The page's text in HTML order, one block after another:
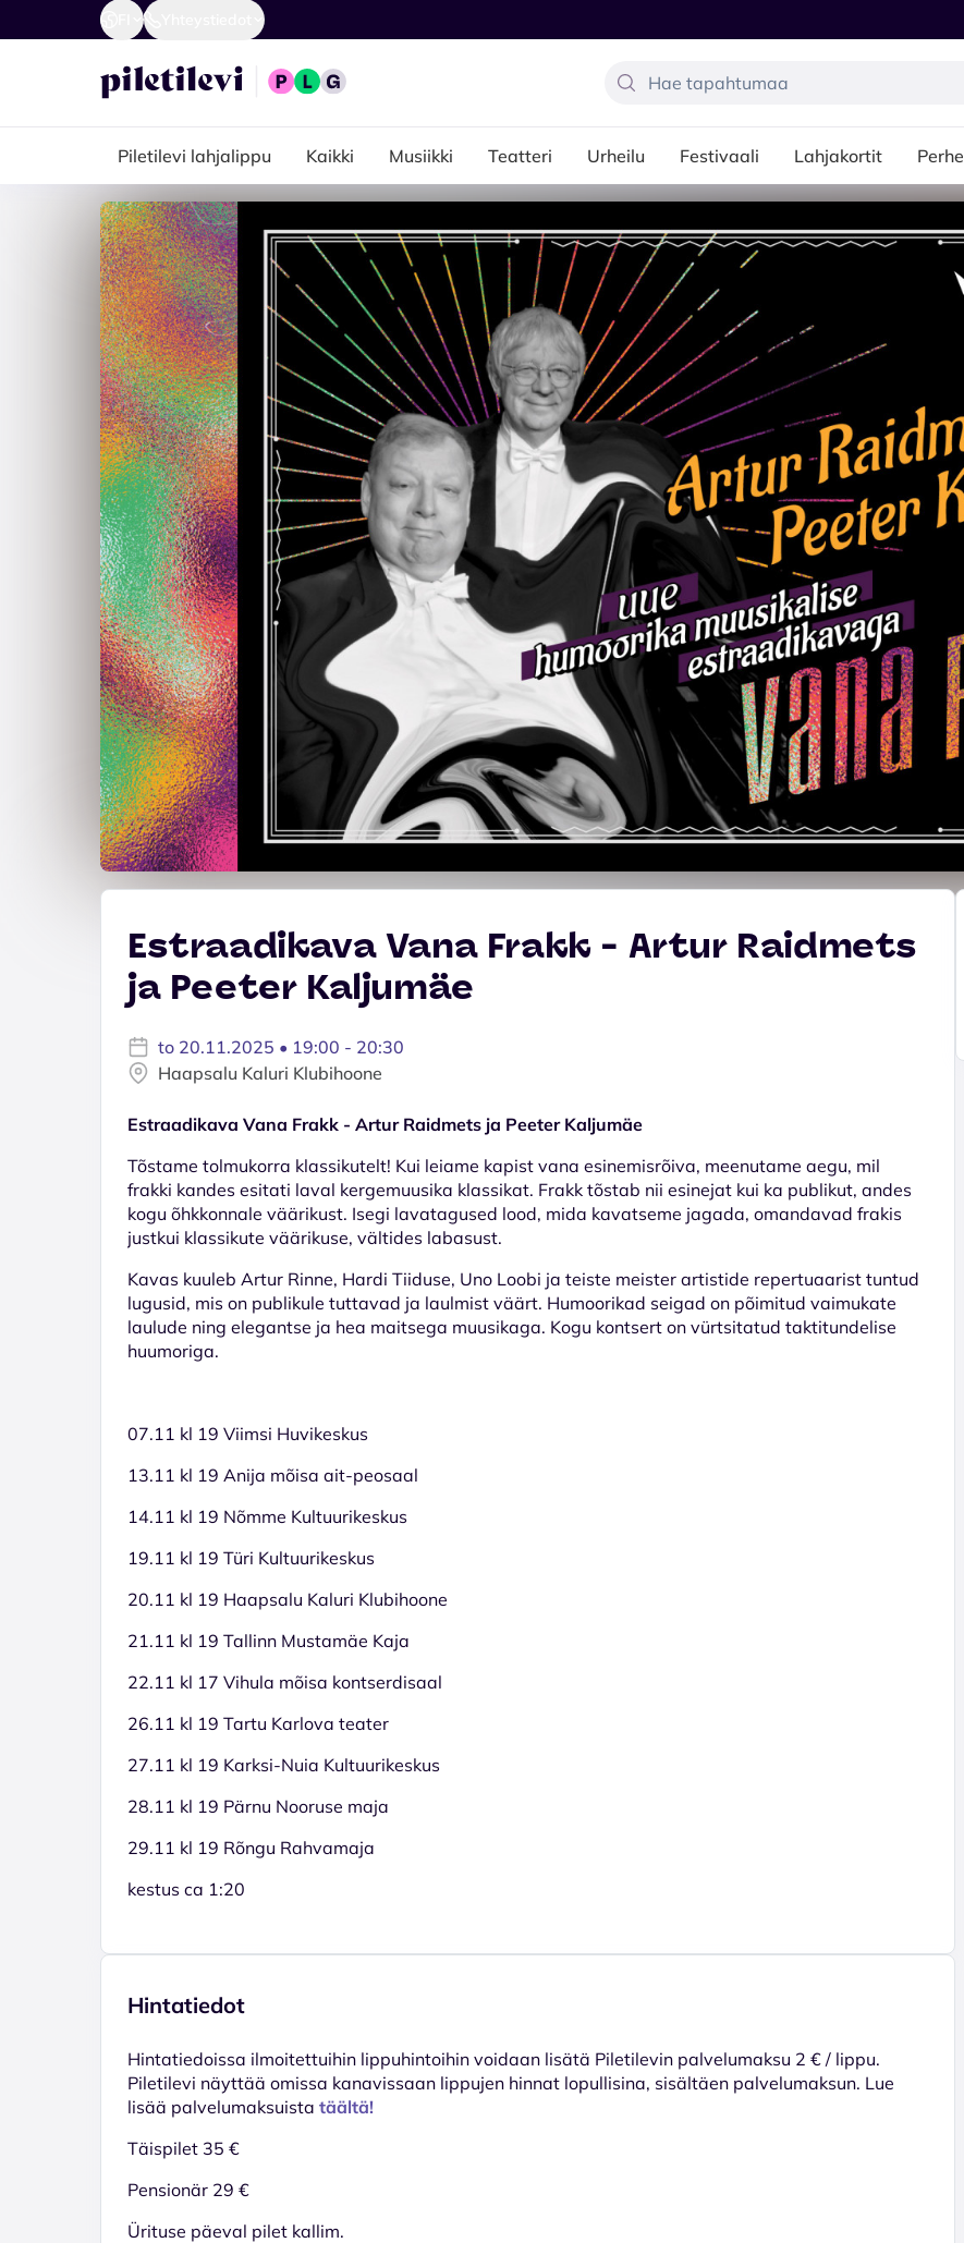
Piletilevi lahjalippu Kaikki Musiikki Teatteri Urheilu Festivaali Lahjakortit Perhe
Estraadikava Vana Frakk - Artur Raidmets
ja Peeter Kaljumäe
to 20.11.2025 • 19:00 - 20:30
Haapsalu Kaluri Klubihoone
Estraadikava Vana Frakk - Artur Raidmets ja Peeter Kaljumäe
Tõstame tolmukorra klassikutelt! Kui leiame kapist vana esinemisrõiva, meenutame aegu, mil
frakki kandes esitati laval kergemuusika klassikat. Frakk tõstab nii esinejat kui ka publikut, andes
kogu õhkkonnale väärikust. Isegi lavatagused lood, mida kavatseme jagada, omandavad frakis
justkui klassikute väärikuse, vältides labasust.
Kavas kuuleb Artur Rinne, Hardi Tiiduse, Uno Loobi ja teiste meister artistide repertuaarist tuntud
lugusid, mis on publikule tuttavad ja laulmist väärt. Humoorikad seigad on põimitud vaimukate
laulude ning elegantse ja hea maitsega muusikaga. Kogu kontsert on vürtsitatud taktitundelise
huumoriga.
07.11 kl 19 Viimsi Huvikeskus
13.11 kl 19 Anija mõisa ait-peosaal
14.11 kl 19 Nõmme Kultuurikeskus
19.11 kl 19 Türi Kultuurikeskus
20.11 kl 19 Haapsalu Kaluri Klubihoone
21.11 kl 19 Tallinn Mustamäe Kaja
22.11 kl 17 Vihula mõisa kontserdisaal
26.11 kl 19 Tartu Karlova teater
27.11 kl 19 Karksi-Nuia Kultuurikeskus
28.11 kl 19 Pärnu Nooruse maja
29.11 kl 19 Rõngu Rahvamaja
kestus ca 1:20
Hintatiedot
Hinta­tiedoissa ilmoitettuihin lippuhintoihin voidaan lisätä Piletilevin palvelumaksu 2 € / lippu.
Piletilevi näyttää omissa kanavissaan lippujen hinnat lopullisina, sisältäen palvelumaksun. Lue
lisää palvelumaksuista täältä!
Täispilet 35 €
Pensionär 29 €
Ürituse päeval pilet kallim.